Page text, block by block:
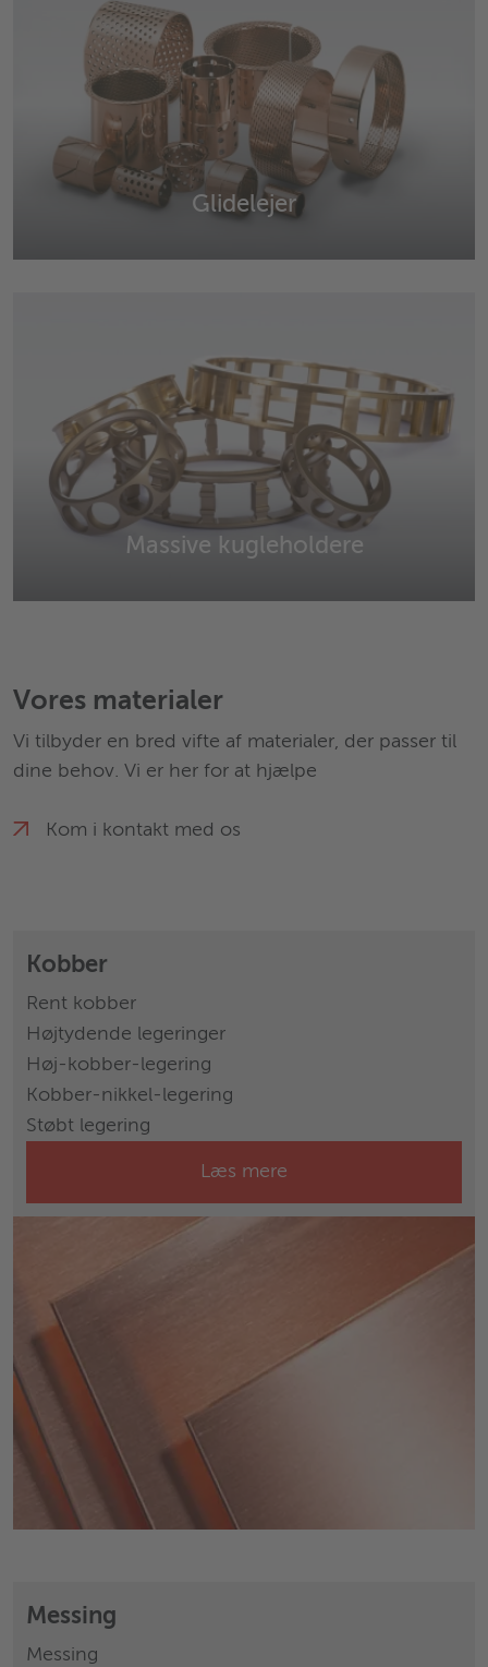
Glidelejer
Massive kugleholdere
Vores materialer
Vi tilbyder en bred vifte af materialer, der passer til
dine behov. Vi er her for at hjælpe
Kom i kontakt med os
Kobber
Rent kobber
Højtydende legeringer
Høj-kobber-legering
Kobber-nikkel-legering
Støbt legering
Læs mere
Messing
Messing